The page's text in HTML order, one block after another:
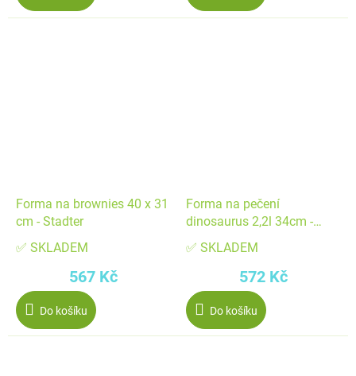
Forma na brownies 40 x 31
cm - Stadter
✅ SKLADEM
567 Kč
Do košíku
Forma na pečení
dinosaurus 2,2l 34cm -
Stadter
✅ SKLADEM
572 Kč
Do košíku